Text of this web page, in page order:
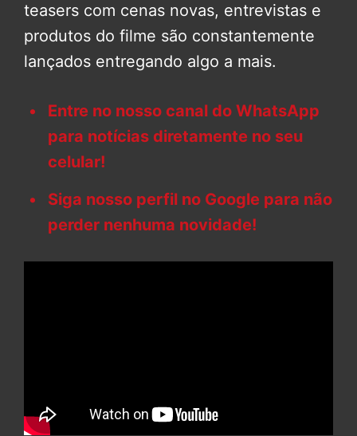
teasers com cenas novas, entrevistas e
produtos do filme são constantemente
lançados entregando algo a mais.
Entre no nosso canal do WhatsApp
para notícias diretamente no seu
celular!
Siga nosso perfil no Google para não
perder nenhuma novidade!